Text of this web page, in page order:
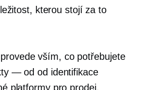
kterou stojí za to
vším, co potřebujete
— od od identifikace
platformy pro prodej.